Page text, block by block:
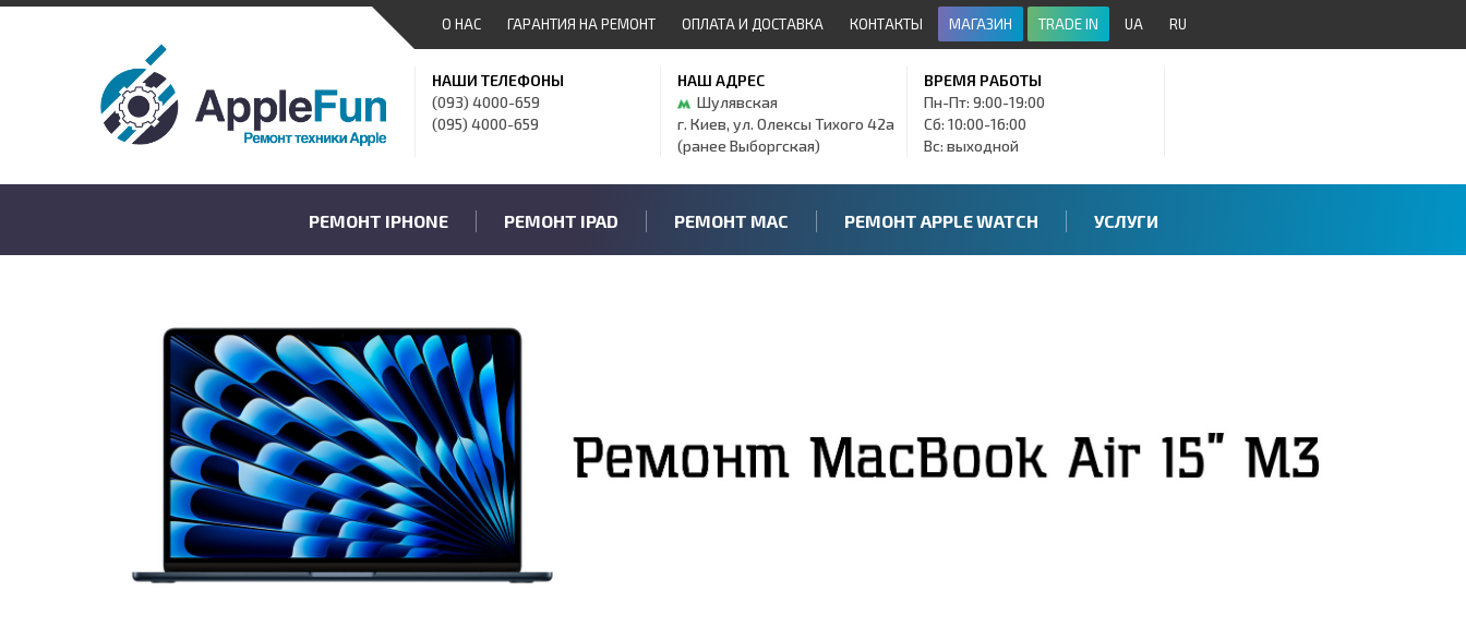
О НАС ГАРАНТИЯ НА РЕМОНТ ОПЛАТА И ДОСТАВКА КОНТАКТЫ МАГАЗИН TRADE IN UA RU
НАШИ ТЕЛЕФОНЫ
(093) 4000-659
(095) 4000-659
НАШ АДРЕС
Шулявская
г. Киев, ул. Олексы Тихого 42а
(ранее Выборгская)
ВРЕМЯ РАБОТЫ
Пн-Пт: 9:00-19:00
Сб: 10:00-16:00
Вс: выходной
РЕМОНТ IPHONE РЕМОНТ IPAD РЕМОНТ MAC РЕМОНТ APPLE WATCH УСЛУГИ